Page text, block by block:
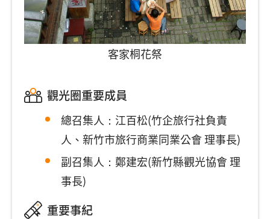
客家桐花祭
觀光圈重要成員
總召集人：江百松(竹企旅行社負責
人、新竹市旅行商業同業公會 理事長)
副召集人：鄭建宏(新竹縣觀光協會 理
事長)
重要事紀